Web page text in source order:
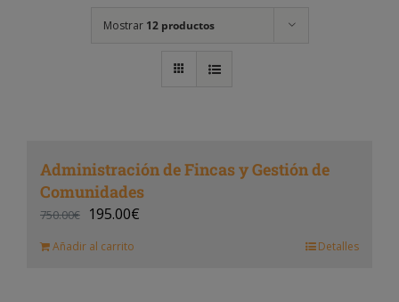
Mostrar 12 productos
Administración de Fincas y Gestión de
Comunidades
750.00€ 195.00€
Añadir al carrito Detalles